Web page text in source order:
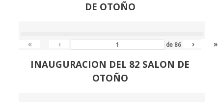
DE OTOÑO
« ‹ de 86 › »
INAUGURACION DEL 82 SALON DE
OTOÑO